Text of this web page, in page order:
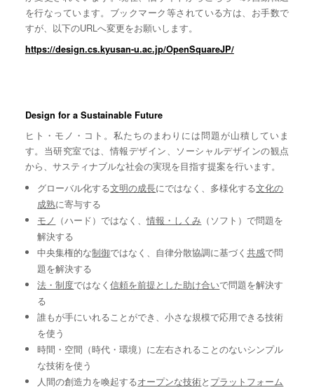
を行なっています。ブックマーク等されている方は、お手数で
すが、以下のURLへ変更をお願いします。
https://design.cs.kyusan-u.ac.jp/OpenSquareJP/
Design for a Sustainable Future
ヒト・モノ・コト。私たちのまわりには問題が山積していま
す。当研究室では、情報デザイン、ソーシャルデザインの観点
から、サスティナブルな社会の実現を目指す提案を行います。
グローバル化する文明の成長にではなく、多様化する文化の
成熟に寄与する
モノ （ハード）ではなく、情報・しくみ （ソフト）で問題を
解決する
中央集権的な制御ではなく、自律分散協調に基づく共感で問
題を解決する
法・制度ではなく信頼を前提とした助け合いで問題を解決す
る
誰もが手にいれることができ、小さな規模で応用できる技術
を使う
時間・空間（時代・環境）に左右されることのないシンプル
な技術を使う
人間の創造力を喚起するオープンな技術と プラットフォーム